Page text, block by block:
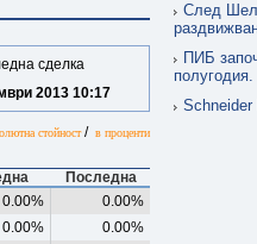
сделка
2013 10:17
стойност/ в проценти
Последна
0.00%
0.00%
0.00%
0.00%
След
ПИБ